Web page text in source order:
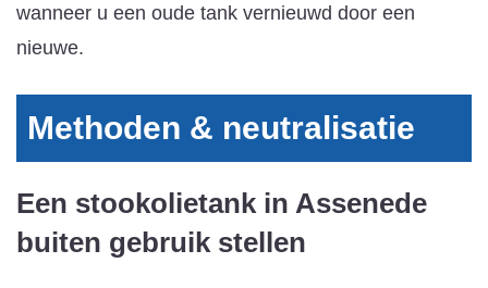
wanneer u een oude tank vernieuwd door een
nieuwe.
Methoden & neutralisatie
Een stookolietank in Assenede
buiten gebruik stellen